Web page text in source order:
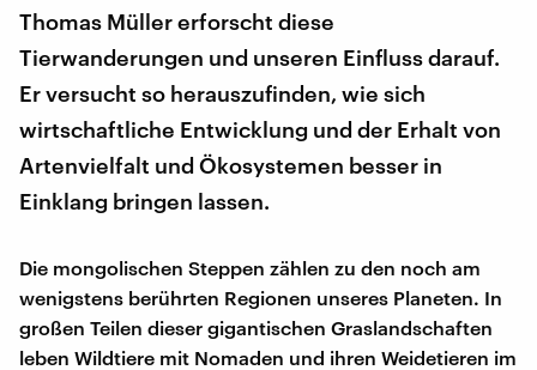
Thomas Müller erforscht diese
Tierwanderungen und unseren Einfluss darauf.
Er versucht so herauszufinden, wie sich
wirtschaftliche Entwicklung und der Erhalt von
Artenvielfalt und Ökosystemen besser in
Einklang bringen lassen.
Die mongolischen Steppen zählen zu den noch am
wenigstens berührten Regionen unseres Planeten. In
großen Teilen dieser gigantischen Graslandschaften
leben Wildtiere mit Nomaden und ihren Weidetieren im